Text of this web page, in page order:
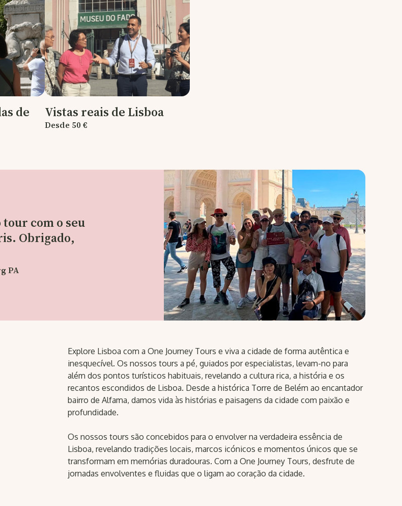
de
Vistas reais de Lisboa
Desde 50 €
tour com o seu
Obrigado,
PA
Explore Lisboa com a One Journey Tours e viva a cidade de forma autêntica e
inesquecível. Os nossos tours a pé, guiados por especialistas, levam-no para
além dos pontos turísticos habituais, revelando a cultura rica, a história e os
recantos escondidos de Lisboa. Desde a histórica Torre de Belém ao encantador
bairro de Alfama, damos vida às histórias e paisagens da cidade com paixão e
profundidade.
Os nossos tours são concebidos para o envolver na verdadeira essência de
Lisboa, revelando tradições locais, marcos icónicos e momentos únicos que se
transformam em memórias duradouras. Com a One Journey Tours, desfrute de
jornadas envolventes e fluidas que o ligam ao coração da cidade.